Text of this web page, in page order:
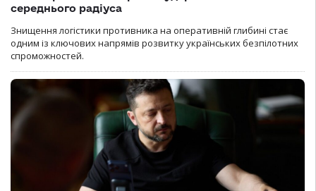
середнього радіуса
Знищення логістики противника на оперативній глибині стає
одним із ключових напрямів розвитку українських безпілотних
спроможностей.